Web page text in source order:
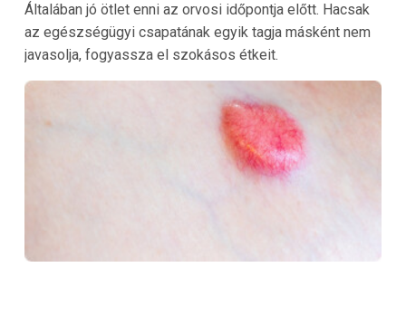
Általában jó ötlet enni az orvosi időpontja előtt. Hacsak
az egészségügyi csapatának egyik tagja másként nem
javasolja, fogyassza el szokásos étkeit.